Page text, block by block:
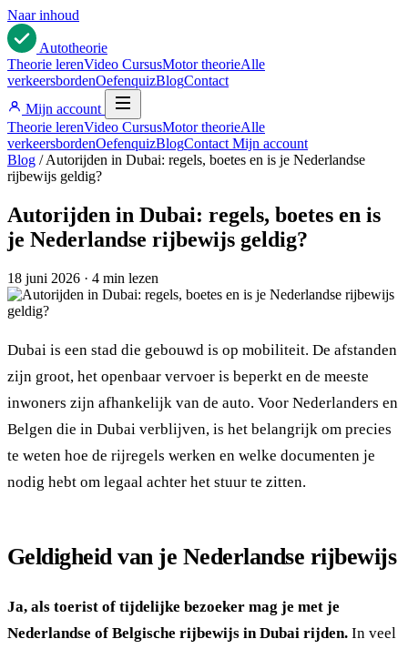
Naar inhoud
Autotheorie
Theorie lerenVideo CursusMotor theorieAlle
verkeersbordenOefenquizBlogContact
Mijn account
Theorie lerenVideo CursusMotor theorieAlle
verkeersbordenOefenquizBlogContact Mijn account
Blog / Autorijden in Dubai: regels, boetes en is je Nederlandse
rijbewijs geldig?
Autorijden in Dubai: regels, boetes en is
je Nederlandse rijbewijs geldig?
18 juni 2026 · 4 min lezen
Dubai is een stad die gebouwd is op mobiliteit. De afstanden
zijn groot, het openbaar vervoer is beperkt en de meeste
inwoners zijn afhankelijk van de auto. Voor Nederlanders en
Belgen die in Dubai verblijven, is het belangrijk om precies
te weten hoe de rijregels werken en welke documenten je
nodig hebt om legaal achter het stuur te zitten.
Geldigheid van je Nederlandse rijbewijs
Ja, als toerist of tijdelijke bezoeker mag je met je
Nederlandse of Belgische rijbewijs in Dubai rijden. In veel